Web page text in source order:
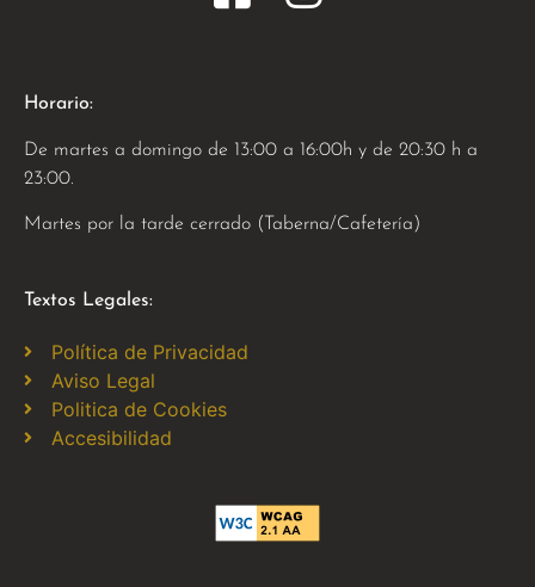
Horario:
De martes a domingo de 13:00 a 16:00h y de 20:30 h a
23:00.
Martes por la tarde cerrado (Taberna/Cafetería)
Textos Legales:
Política de Privacidad
Aviso Legal
Politica de Cookies
Accesibilidad